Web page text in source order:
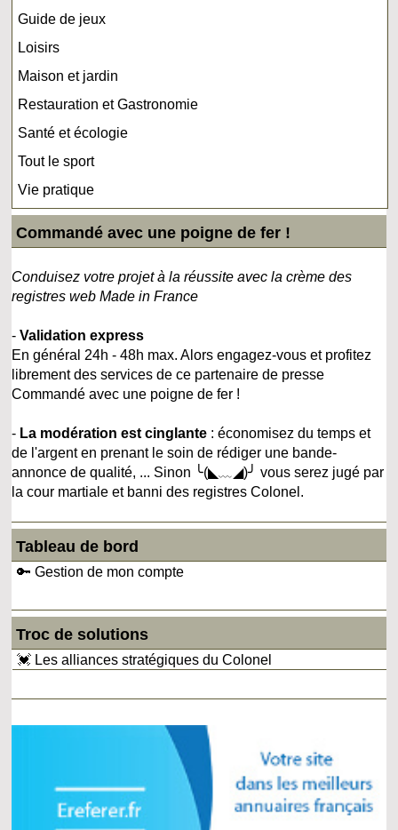
Guide de jeux
Loisirs
Maison et jardin
Restauration et Gastronomie
Santé et écologie
Tout le sport
Vie pratique
Commandé avec une poigne de fer !
Conduisez votre projet à la réussite avec la crème des
registres web Made in France
-Validation express
En général 24h - 48h max. Alors engagez-vous et profitez
librement des services de ce partenaire de presse
Commandé avec une poigne de fer !
- La modération est cinglante : économisez du temps et
de l'argent en prenant le soin de rédiger une bande-
annonce de qualité, ... Sinon ╰(◣﹏◢)╯ vous serez jugé par
la cour martiale et banni des registres Colonel.
Tableau de bord
🔑 Gestion de mon compte
Troc de solutions
💓 Les alliances stratégiques du Colonel